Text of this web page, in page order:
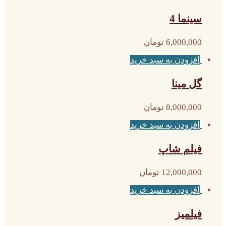
سینما 4
6,000,000 تومان
افزودن به سبد خرید
گل مینا
8,000,000 تومان
افزودن به سبد خرید
فیلم شاپ
12,000,000 تومان
افزودن به سبد خرید
فیلمیز